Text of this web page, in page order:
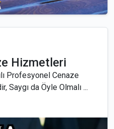
Hizmetleri
Profesyonel Cenaze
Saygı da Öyle Olmalı ...